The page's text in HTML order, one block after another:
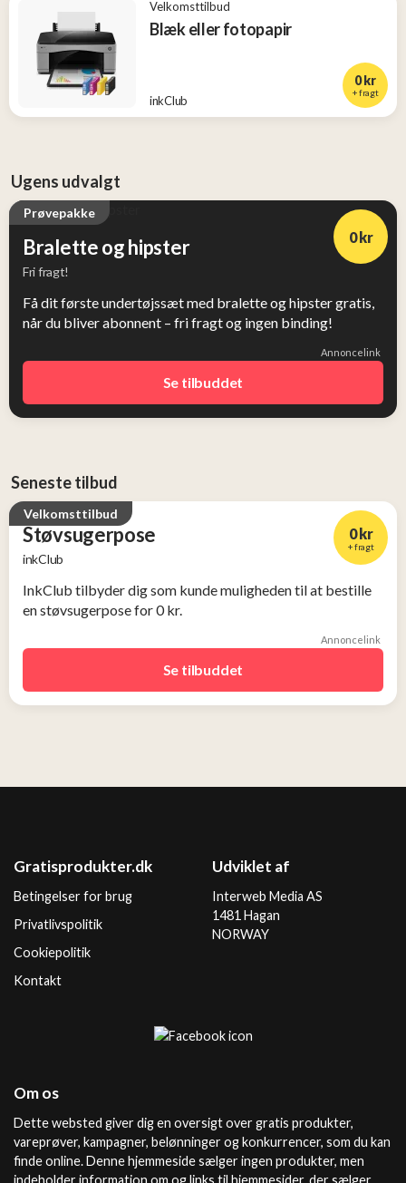
Velkomsttilbud
Blæk eller fotopapir
inkClub
0 kr
+ fragt
Ugens udvalgt
Prøvepakke
Bralette og hipster
Fri fragt!
0 kr
Få dit første undertøjssæt med bralette og hipster gratis,
når du bliver abonnent – fri fragt og ingen binding!
Annoncelink
Se tilbuddet
Seneste tilbud
Velkomsttilbud
Støvsugerpose
inkClub
0 kr
+ fragt
InkClub tilbyder dig som kunde muligheden til at bestille
en støvsugerpose for 0 kr.
Annoncelink
Se tilbuddet
Gratisprodukter.dk
Betingelser for brug
Privatlivspolitik
Cookiepolitik
Kontakt
Udviklet af
Interweb Media AS
1481 Hagan
NORWAY
Om os
Dette websted giver dig en oversigt over gratis produkter,
vareprøver, kampagner, belønninger og konkurrencer, som du kan
finde online. Denne hjemmeside sælger ingen produkter, men
indeholder information om og links til hjemmesider, der sælger